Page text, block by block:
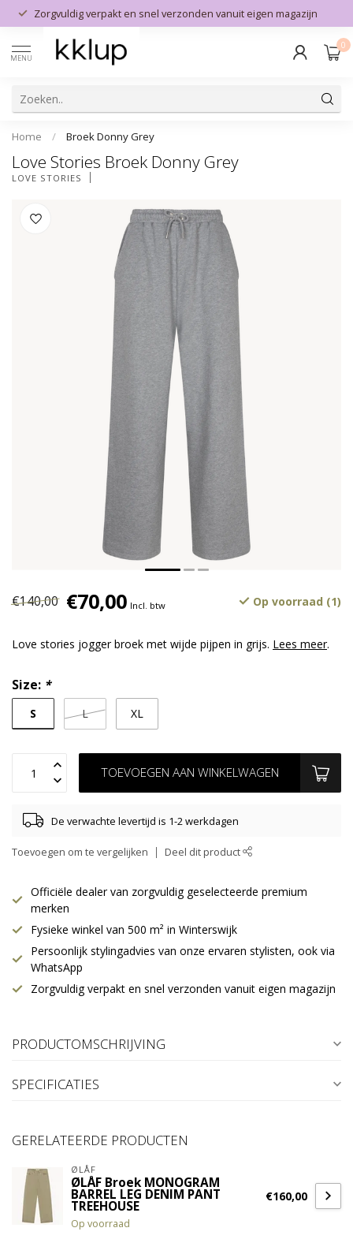
Zorgvuldig verpakt en snel verzonden vanuit eigen magazijn
MENU
0
Home / Broek Donny Grey
Love Stories Broek Donny Grey
LOVE STORIES
€140,00 €70,00 Incl. btw Op voorraad (1)
Love stories jogger broek met wijde pijpen in grijs. Lees meer.
Size: *
S L XL
TOEVOEGEN AAN WINKELWAGEN
De verwachte levertijd is 1-2 werkdagen
Toevoegen om te vergelijken Deel dit product
Officiële dealer van zorgvuldig geselecteerde premium
merken
Fysieke winkel van 500 m² in Winterswijk
Persoonlijk stylingadvies van onze ervaren stylisten, ook via
WhatsApp
Zorgvuldig verpakt en snel verzonden vanuit eigen magazijn
PRODUCTOMSCHRIJVING
SPECIFICATIES
GERELATEERDE PRODUCTEN
ØLÅF
ØLÅF Broek MONOGRAM
BARREL LEG DENIM PANT
TREEHOUSE
Op voorraad
€160,00